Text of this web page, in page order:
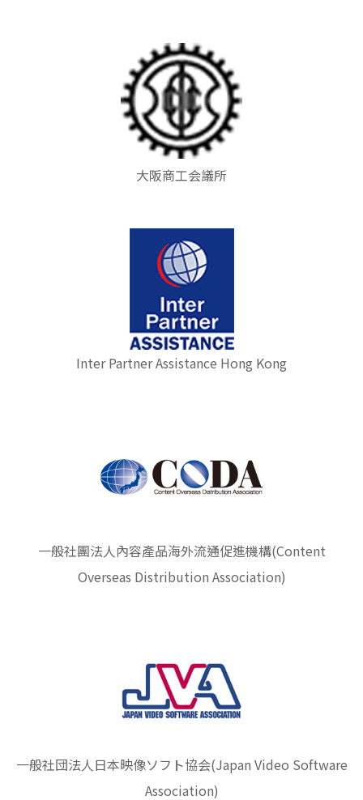
大阪商工会議所
Inter Partner Assistance Hong Kong
一般社團法人內容產品海外流通促進機構(Content
Overseas Distribution Association)
一般社団法人日本映像ソフト協会(Japan Video Software
Association)